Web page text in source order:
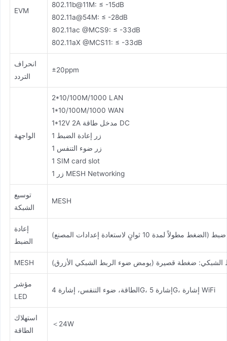
EVM
802.11b@11M: ≤ -15dB
802.11a@54M: ≤ -28dB
802.11ac @MCS9: ≤ -33dB
802.11aX @MCS11: ≤ -33dB
انحراف
التردد
±20ppm
الواجهة
2*10/100M/1000 LAN
1*10/100M/1000 WAN
1*12V 2A مدخل طاقة DC
1 زر إعادة الضبط
1 زر ضوء التنفس
1 SIM card slot
1 زر MESH Networking
توسيع
الشبكة
MESH
إعادة
الضبط
مطولاً لمدة 10 ثوانٍ لاستعادة إعدادات المصنع)
MESH الشبكي: ضغطة قصيرة (يومض ضوء الربط الشبكي الأزرق)
مؤشر
LED
الطاقة، ضوء التنفس، إشارة 4G، إشارة 5G، إشارة WiFi
استهلاك
الطاقة
＜24W